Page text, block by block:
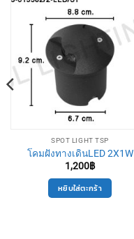
SPOT LIGHT TSP
โคมฝังทางเดินLED 2X1W
1,200฿
หยิบใส่ตะกร้า